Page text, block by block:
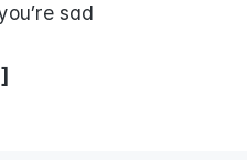
sad